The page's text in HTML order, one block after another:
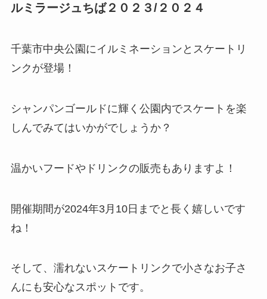
ルミラージュちば２０２３/２０２４
千葉市中央公園にイルミネーションとスケートリ
ンクが登場！
シャンパンゴールドに輝く公園内でスケートを楽
しんでみてはいかがでしょうか？
温かいフードやドリンクの販売もありますよ！
開催期間が2024年3月10日までと長く嬉しいです
ね！
そして、濡れないスケートリンクで小さなお子さ
んにも安心なスポットです。